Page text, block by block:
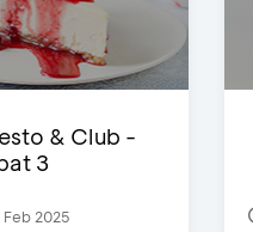
& Club -
3
Feb 2025